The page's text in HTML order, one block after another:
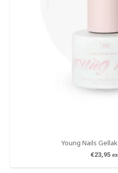
Young Nails
€23,95